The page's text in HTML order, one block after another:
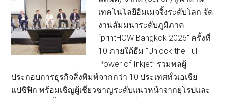
เทคโนโลยีอิมเมจจิ้งระดับโลก จัด
งานสัมมนาระดับภูมิภาค
“printHOW Bangkok 2026” ครั้งที่
10 ภายใต้ธีม “Unlock the Full
Power of Inkjet” รวมพลผู้
ประกอบการธุรกิจสิ่งพิมพ์จากกว่า 10 ประเทศทั่วเอเชีย
แปซิฟิก พร้อมเชิญผู้เชี่ยวชาญระดับแนวหน้าจากยุโรปและ